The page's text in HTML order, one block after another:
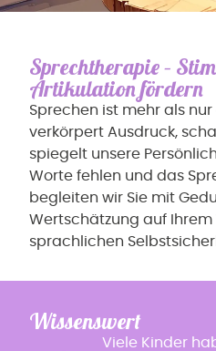
Sprechtherapie –
Artikulation fördern
Sprechen ist mehr als
verkörpert Ausdruck,
spiegelt unsere
Worte fehlen und das
begleiten wir Sie mit
Wertschätzung auf Ihrem
sprachlichen
Wissenswert
Viele Kinder